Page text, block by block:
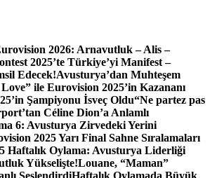
2026: Arnavutluk – Alis –
2025’te Türkiye’yi Manifest –
Edecek!Avusturya’dan Muhteşem
ile Eurovision 2025’in Kazananı
Şampiyonu İsveç Oldu“Ne partez pas
Céline Dion’a Anlamlı
6: Avusturya Zirvedeki Yerini
2025 Yarı Final Sahne Sıralamaları
Haftalık Oylama: Avusturya Liderliği
Yükselişte!Louane, “Maman”
SeslendirdiHaftalık Oylamada Büyük